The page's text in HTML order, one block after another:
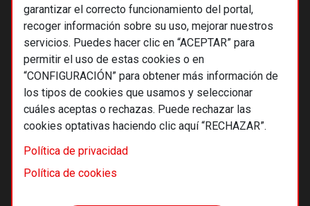
garantizar el correcto funcionamiento del portal,
recoger información sobre su uso, mejorar nuestros
servicios. Puedes hacer clic en “ACEPTAR” para
permitir el uso de estas cookies o en
“CONFIGURACIÓN” para obtener más información de
los tipos de cookies que usamos y seleccionar
cuáles aceptas o rechazas. Puede rechazar las
cookies optativas haciendo clic aquí “RECHAZAR”.
Política de privacidad
Política de cookies
© 2026 Alternativas económicas SCCL
Footer
Términos y condiciones de uso